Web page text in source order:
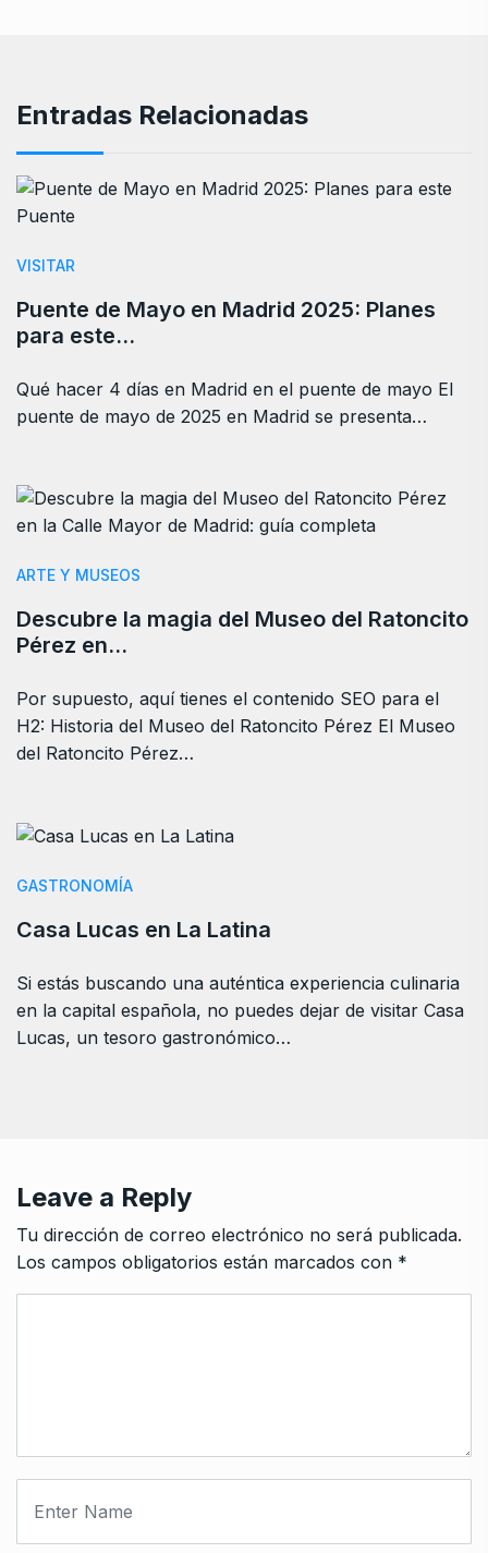
Entradas Relacionadas
VISITAR
Puente de Mayo en Madrid 2025: Planes
para este…
Qué hacer 4 días en Madrid en el puente de mayo El
puente de mayo de 2025 en Madrid se presenta…
ARTE Y MUSEOS
Descubre la magia del Museo del Ratoncito
Pérez en…
Por supuesto, aquí tienes el contenido SEO para el
H2: Historia del Museo del Ratoncito Pérez El Museo
del Ratoncito Pérez…
GASTRONOMÍA
Casa Lucas en La Latina
Si estás buscando una auténtica experiencia culinaria
en la capital española, no puedes dejar de visitar Casa
Lucas, un tesoro gastronómico…
Leave a Reply
Tu dirección de correo electrónico no será publicada.
Los campos obligatorios están marcados con *